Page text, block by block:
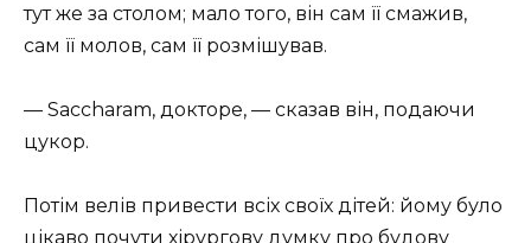
тут же за столом; мало того, він сам її смажив,
сам її молов, сам її розмішував.
— Saccharam, докторе, — сказав він, подаючи
цукор.
Потім велів привести всіх своїх дітей: йому було
цікаво почути хірургову думку про будову